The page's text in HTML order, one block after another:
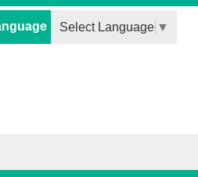
Select Language ▼